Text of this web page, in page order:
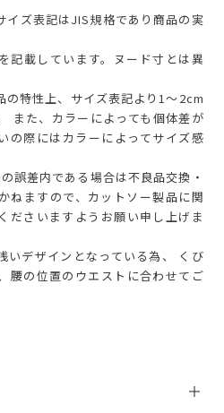
ズ表記はJIS規格であり商品の実
記載しています。ヌード寸とは異
特性上、サイズ表記より1～2cm
また、カラーによっても個体差が
の際にはカラーによってサイズ感
差内である場合は不良品交換・
ねますので、カットソー製品に関
ださいますようお願い申し上げま
デザインとなっている為、 くび
腰の位置のウエストに合わせてご